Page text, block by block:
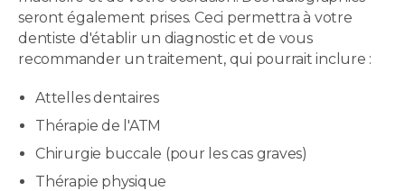
seront également prises. Ceci permettra à votre
dentiste d'établir un diagnostic et de vous
recommander un traitement, qui pourrait inclure :
Attelles dentaires
Thérapie de l'ATM
Chirurgie buccale (pour les cas graves)
Thérapie physique